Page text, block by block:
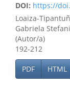
DOI: https://
Loaiza-
Gabriela
(Autor/a)
192-212
PDF HTML